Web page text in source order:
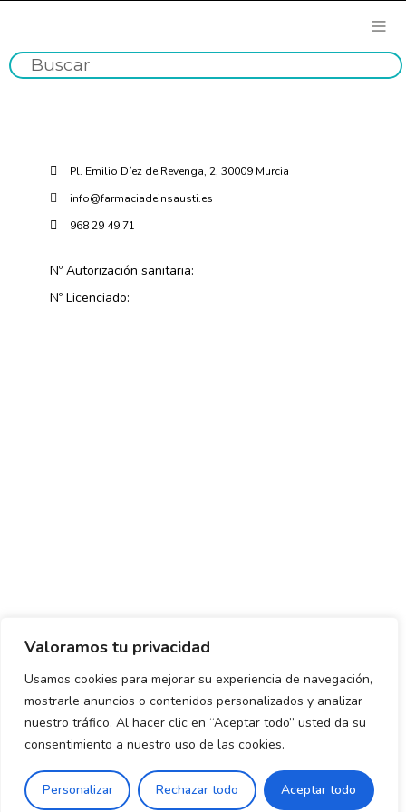
Valoramos tu privacidad
Usamos cookies para mejorar su experiencia de navegación,
mostrarle anuncios o contenidos personalizados y analizar
nuestro tráfico. Al hacer clic en “Aceptar todo” usted da su
consentimiento a nuestro uso de las cookies.
Personalizar Rechazar todo Aceptar todo
Pl. Emilio Díez de Revenga, 2, 30009 Murcia
info@farmaciadeinsausti.es
968 29 49 71
Nº Autorización sanitaria:
Nº Licenciado:
Política de envío y devoluciones Política de privacidad
Uso de cookies Aviso legal Términos y condiciones
Declaración de Accesibilidad